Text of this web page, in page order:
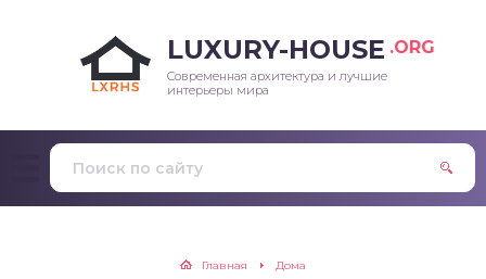
LUXURY-HOUSE .ORG
Современная архитектура и лучшие
интерьеры мира
Главная Дома